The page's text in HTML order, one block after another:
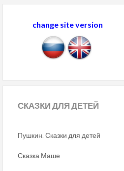
change site version
СКАЗКИДЛЯ ДЕТЕЙ
Пушкин. Сказки для детей
Сказка Маше